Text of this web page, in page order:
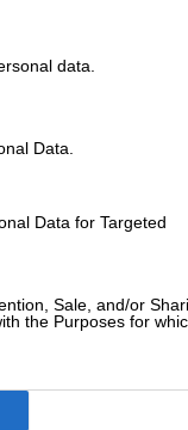
data.
Data.
Data for Targeted
Sale, and/or
the Purposes for
και
για να
να
κράτους
των
Συγχρόνως
οποίες